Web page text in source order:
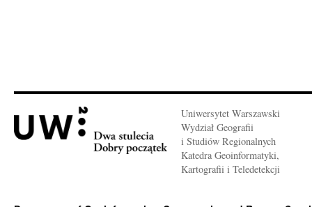
Uniwersytet Warszawski
Wydział Geografii
i Studiów Regionalnych
Katedra Geoinformatyki,
Kartografii i Teledetekcji